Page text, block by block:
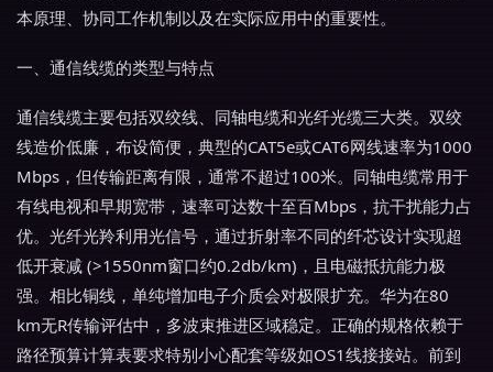
本原理、协同工作机制以及在实际应用中的重要性。
一、通信线缆的类型与特点
通信线缆主要包括双绞线、同轴电缆和光纤光缆三大类。双绞
线造价低廉，布设简便，典型的CAT5e或CAT6网线速率为1000
Mbps，但传输距离有限，通常不超过100米。同轴电缆常用于
有线电视和早期宽带，速率可达数十至百Mbps，抗干扰能力占
优。光纤光羚利用光信号，通过折射率不同的纤芯设计实现超
低开衰减 (>1550nm窗口约0.2db/km)，且电磁抵抗能力极
强。相比铜线，单纯增加电子介质会对极限扩充。华为在80
km无R传输评估中，多波束推进区域稳定。正确的规格依赖于
路径预算计算表要求特别小心配套等级如OS1线接接站。前到